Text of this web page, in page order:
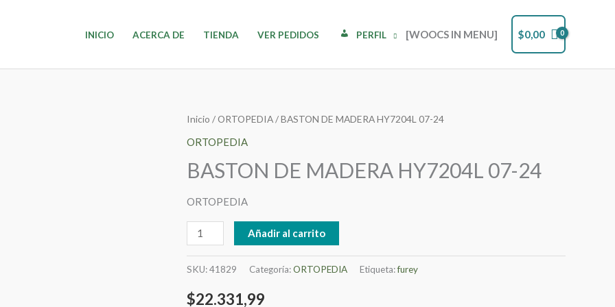
INICIO ACERCA DE TIENDA VER PEDIDOS PERFIL [WOOCS IN MENU] $0,00
Inicio /ORTOPEDIA/ BASTON DE MADERA HY7204L 07-24
ORTOPEDIA
BASTON DE MADERA HY7204L 07-24
ORTOPEDIA
BASTON
DE
HY7204L
cantidad
Añadir al carrito
SKU:41829 Categoría:ORTOPEDIA Etiqueta:furey
$22.331,99